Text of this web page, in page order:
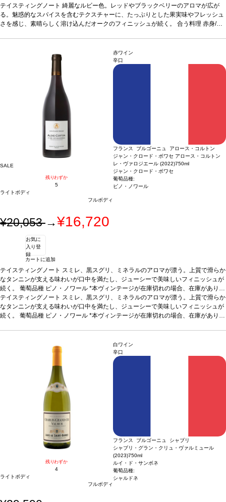
身肉、じゃがいものグラタン、チーズなどと好相性葡萄品種メルロー 73%、カベ
ルネ・ソーヴィニヨン 27% *本ヴィンテージが在庫切れの場合、在庫があり価格が
同様の場合は自動的に次のヴィンテージに変更されます、ご了承ください。
テイスティングノート 綺麗なルビー色。レッドやブラックベリーのアロマが広が
る。魅惑的なスパイスを含むテクスチャーに、たっぷりとした果実味やフレッシュ
さを感じ、素晴らしく溶け込んだオークのフィニッシュが続く。 合う料理 赤身/白
同様の場合は自動的に次のヴィンテージに変更されます、ご了承ください。
SALE
残りわずか
5
ライトボディ
フルボディ
赤ワイン
辛口
フランス ブルゴーニュ アロース・コルトン
ジャン・クロード・ボワセ アロース・コルトン
レ・ヴァロジエール (2022)750ml
ジャン・クロード・ボワセ
葡萄品種:
ピノ・ノワール
¥20,053→¥16,720
お気に
入り登
録
カートに追加
テイスティングノート スミレ、黒スグリ、ミネラルのアロマが漂う。上質で滑らか
なタンニンが支える味わいが口中を満たし、ジューシーで美味しいフィニッシュが
続く。 葡萄品種 ピノ・ノワール *本ヴィンテージが在庫切れの場合、在庫があり価
格が同様の場合は自動的に次のヴィンテージに変更されます、ご了承ください。
テイスティングノート スミレ、黒スグリ、ミネラルのアロマが漂う。上質で滑らか
なタンニンが支える味わいが口中を満たし、ジューシーで美味しいフィニッシュが
続く。 葡萄品種 ピノ・ノワール *本ヴィンテージが在庫切れの場合、在庫があり価
残りわずか
4
ライトボディ
フルボディ
白ワイン
辛口
フランス ブルゴーニュ シャブリ
シャブリ・グラン・クリュ・ヴァルミュール
(2023)750ml
ルイ・ド・サンボネ
葡萄品種:
シャルドネ